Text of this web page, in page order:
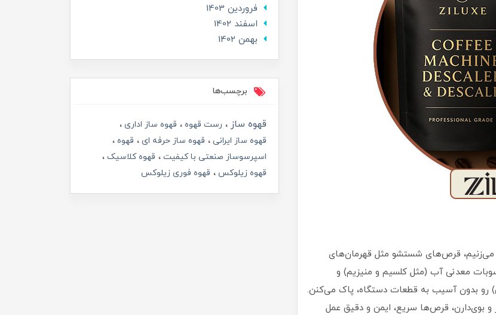
می‌زنیم، قرص‌های شستشو مثل قهرمان‌های
معدنی آب (مثل کلسیم و منیزیم) و
رو بدون آسیب به قطعات دستگاه، پاک می‌کنن.
بوی‌دارن، قرص‌ها سریع، ایمن و دقیق عمل
فروردین 1403
اسفند 1402
بهمن 1402
برچسب‌ها
قهوه ساز رست قهوه
قهوه ساز اداری
قهوه ساز ایرانی
قهوه ساز حرفه ای
قهوه
اسپرسوساز صنعتی با کیفیت
قهوه کلاسیک
قهوه زیلوکس
قهوه فوری زیلوکس